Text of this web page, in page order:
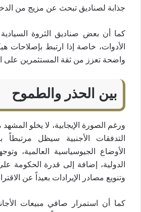
جذابة لصناديق تبحث عن مزيج من
كما أن بعض صناديق الثروة
الأدوات، خاصة إذا ارتبط بإصلاحات
واضحة تعزز من ثقة المستثمرين على
بين الحذر والطموح
ورغم الصورة الإيجابية، لا يخلو
التدفقات الأجنبية سيظل
الأوضاع الجيوسياسية العالمية،
الدولية، إضافة إلى قدرة الحكومة
وتنويع مصادر الإيرادات بعيداً عن
كما أن استمرار صافي مبيعات